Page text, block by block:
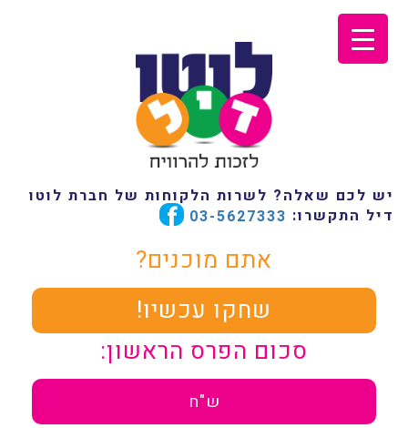
יש לכם שאלה? לשרות הלקוחות של חברת לוטו
דיל התקשרו: 03-5627333
אתם מוכנים?
שחקו עכשיו!
סכום הפרס הראשון:
ש"ח